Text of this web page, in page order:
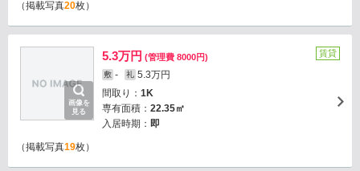
（掲載写真20枚）
画像を
見る
5.3万円 (管理費 8000円)
敷 - 礼 5.3万円
間取り： 1K
専有面積： 22.35㎡
入居時期： 即
賃貸
（掲載写真19枚）